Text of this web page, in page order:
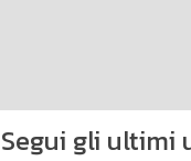
Segui gli ultimi